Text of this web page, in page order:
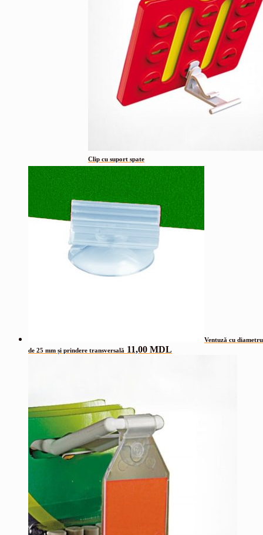
Clip cu suport spate
Ventuză cu
de 25 mm și prindere transversală 11,00 MDL